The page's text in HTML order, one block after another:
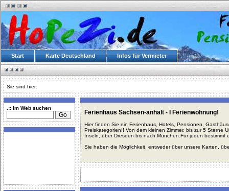
Start Karte Deutschland Infos für Vermieter
Sie sind hier:
.:: Im Web suchen
Ferienhaus Sachsen-anhalt - I Ferienwohnung!
Hier finden Sie ein Ferienhaus, Hotels, Pensionen,
Preiskategorien!! Von dem kleinen Zimmer, bis zur 5 Sterne
Inseln, über Dresden bis nach München.Für jeden bestimmt
Sie haben die Möglichkeit, entweder über unsere Karten,